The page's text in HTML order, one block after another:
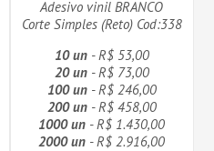
Adesivo vinil BRANCO
Corte Simples (Reto) Cod:338
10 un- R$ 53,00
20 un- R$ 73,00
100 un- R$ 246,00
200 un- R$ 458,00
1000 un - R$ 1.430,00
2000 un - R$ 2.916,00